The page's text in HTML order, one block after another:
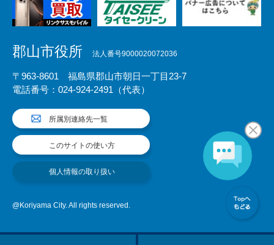
郡山市役所 法人番号9000020072036
〒963-8601 福島県郡山市朝日一丁目23-7
電話番号：024-924-2491（代表）
所属別連絡先一覧
このサイトの使い方
個人情報の取り扱い
@Koriyama City. All rights reserved.